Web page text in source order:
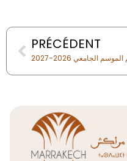
PrevPRÉCÉDENT